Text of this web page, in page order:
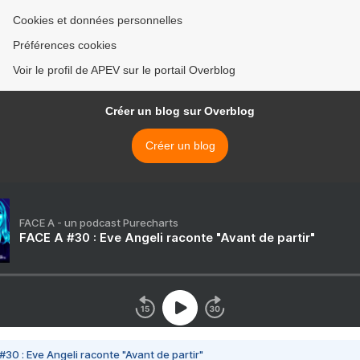
Cookies et données personnelles
Préférences cookies
Voir le profil de APEV sur le portail Overblog
Créer un blog sur Overblog
Créer un blog
FACE A - un podcast Purecharts
FACE A #30 : Eve Angeli raconte "Avant de partir"
#30 : Eve Angeli raconte "Avant de partir"